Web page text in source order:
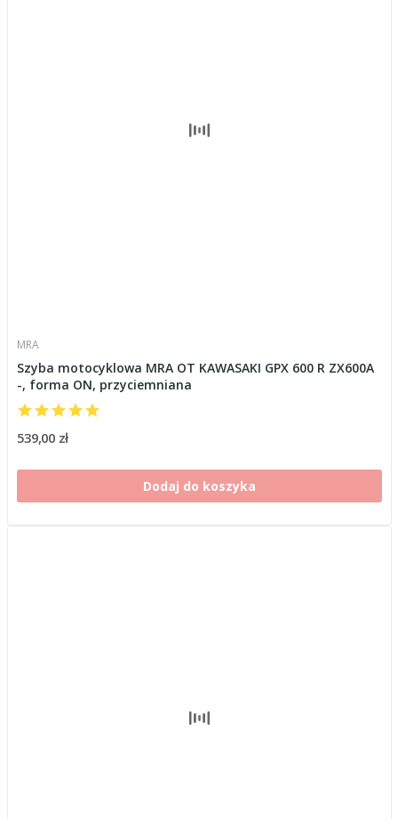
MRA
Szyba motocyklowa MRA OT KAWASAKI GPX 600 R ZX600A
-, forma ON, przyciemniana
539,00 zł
Dodaj do koszyka